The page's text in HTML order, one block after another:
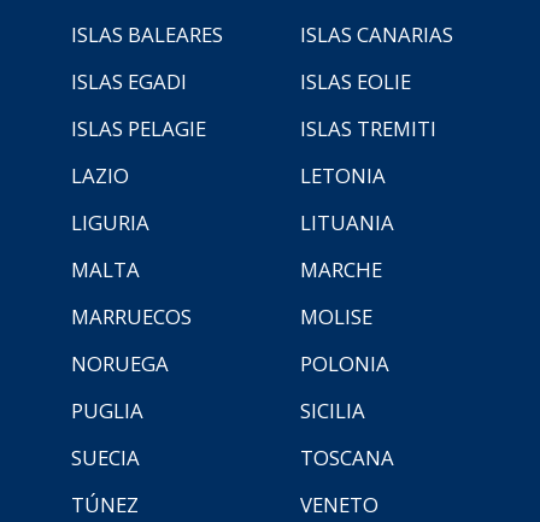
ISLAS BALEARES
ISLAS CANARIAS
ISLAS EGADI
ISLAS EOLIE
ISLAS PELAGIE
ISLAS TREMITI
LAZIO
LETONIA
LIGURIA
LITUANIA
MALTA
MARCHE
MARRUECOS
MOLISE
NORUEGA
POLONIA
PUGLIA
SICILIA
SUECIA
TOSCANA
TÚNEZ
VENETO